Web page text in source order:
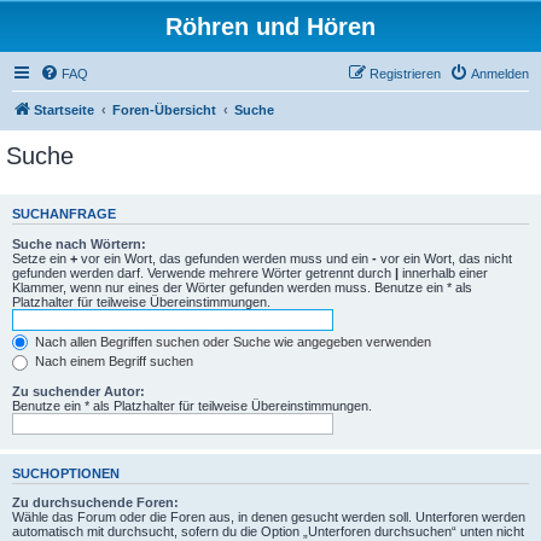
Röhren und Hören
FAQ Anmelden
Registrieren
Startseite Foren-Übersicht Suche
Suche
SUCHANFRAGE
Suche nach Wörtern:
Setze ein + vor ein Wort, das gefunden werden muss und ein - vor ein Wort, das nicht
gefunden werden darf. Verwende mehrere Wörter getrennt durch | innerhalb einer
Klammer, wenn nur eines der Wörter gefunden werden muss. Benutze ein * als
Platzhalter für teilweise Übereinstimmungen.
Nach allen Begriffen suchen oder Suche wie angegeben verwenden
Nach einem Begriff suchen
Zu suchender Autor:
Benutze ein * als Platzhalter für teilweise Übereinstimmungen.
SUCHOPTIONEN
Zu durchsuchende Foren:
Wähle das Forum oder die Foren aus, in denen gesucht werden soll. Unterforen werden
automatisch mit durchsucht, sofern du die Option „Unterforen durchsuchen“ unten nicht